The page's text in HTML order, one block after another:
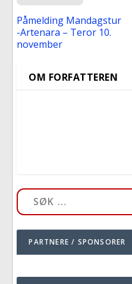
Påmelding Mandagstur
-Artenara – Teror 10.
november
OM FORFATTEREN
PARTNERE / SPONSORER